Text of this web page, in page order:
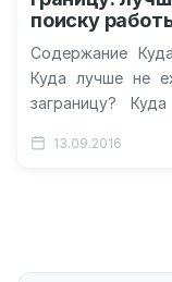
поиску
Содержание
Куда лучше не
заграницу?
13.09.2016